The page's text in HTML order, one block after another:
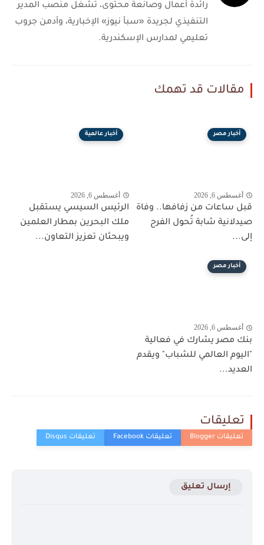
رائدة أعمال وصانعة محتوى، تشغل منصب المدير
التنفيذي لجريدة «سبأ نيوز» الإخبارية، وأدمن جروب
تعليمي لمدارس الإسكندرية.
مقالات قد تهمك
أخبار مصر
أغسطس 6, 2026
قبل ساعات من زفافها.. وفاة
صيدلانية شابة تُحول الفرح
إلى...
أخبار عالمية
أغسطس 6, 2026
الرئيس السيسي يستقبل
ملك البحرين بمطار العلمين
ويبحثان تعزيز التعاون...
أخبار مصر
أغسطس 6, 2026
بنك مصر يشارك في فعالية
"اليوم العالمي للشباب" ويقدم
العديد...
تعليقات
إرسال تعليق